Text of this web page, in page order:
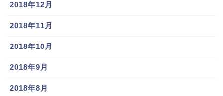
2018年12月
2018年11月
2018年10月
2018年9月
2018年8月